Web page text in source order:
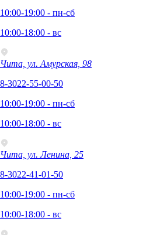
10:00-19:00 - пн-сб
10:00-18:00 - вс
Чита, ул. Амурская, 98
8-3022-55-00-50
10:00-19:00 - пн-сб
10:00-18:00 - вс
Чита, ул. Ленина, 25
8-3022-41-01-50
10:00-19:00 - пн-сб
10:00-18:00 - вс